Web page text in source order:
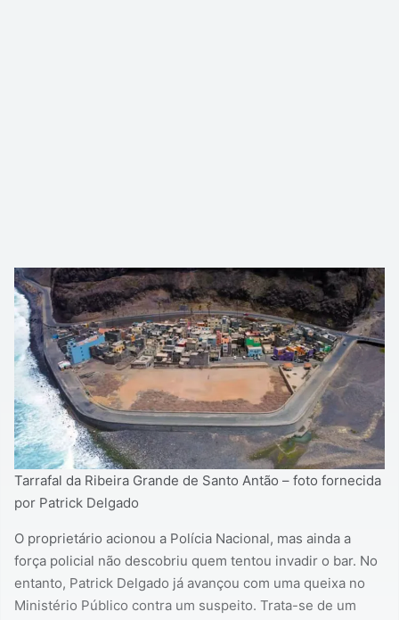
Tarrafal da Ribeira Grande de Santo Antão – foto fornecida
por Patrick Delgado
O proprietário acionou a Polícia Nacional, mas ainda a
força policial não descobriu quem tentou invadir o bar. No
entanto, Patrick Delgado já avançou com uma queixa no
Ministério Público contra um suspeito. Trata-se de um